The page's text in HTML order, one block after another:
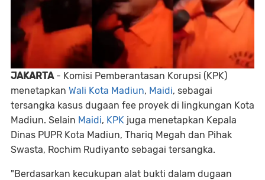
JAKARTA- Komisi Pemberantasan Korupsi (KPK)
menetapkan Wali Kota Madiun, Maidi, sebagai
tersangka kasus dugaan fee proyek di lingkungan Kota
Madiun. Selain Maidi, KPK juga menetapkan Kepala
Dinas PUPR Kota Madiun, Thariq Megah dan Pihak
Swasta, Rochim Rudiyanto sebagai tersangka.
"Berdasarkan kecukupan alat bukti dalam dugaan